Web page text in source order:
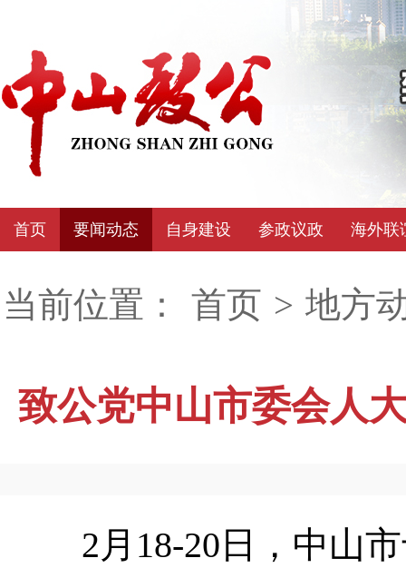
首页 要闻动态 自身建设 参政议政 海外联
当前位置： 首页 > 地方
致公党中山市委会人
2月18-20日，中山